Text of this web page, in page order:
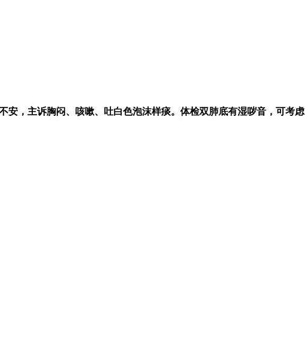
安，主诉胸闷、咳嗽、吐白色泡沫样痰。体检双肺底有湿哕音，可考虑